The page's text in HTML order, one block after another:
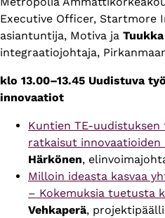
Executive Officer, Startmore
asiantuntija, Motiva ja
integraatiojohtaja,
klo 13.00–13.45 Uudistuva
innovaatiot
Kuntien TE-
ratkaisut innovaatioiden
Härkönen,
Milloin ideasta kasvaa
– Kokemuksia tuetusta
Vehkaperä,